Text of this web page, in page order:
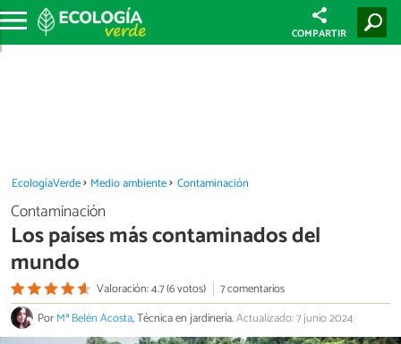
COMPARTIR
EcologíaVerde Medio ambiente Contaminación
Contaminación
Los países más contaminados del
mundo
Valoración: 4.7 (6 votos)
7 comentarios
PorMª Belén Acosta, Técnica en jardinería.Actualizado: 7 junio 2024